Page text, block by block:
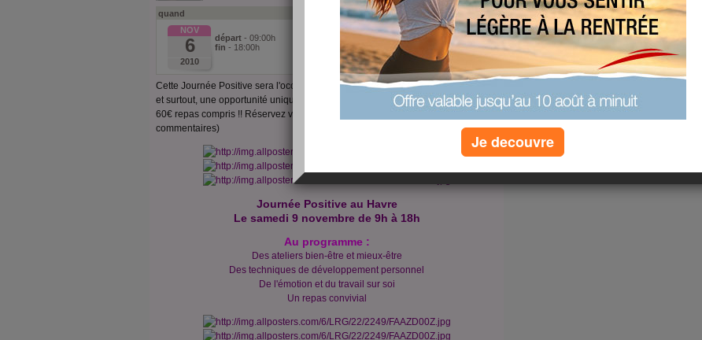
quand
NOV
6
2010
départ - 09:00h
fin - 18:00h
Haute-Normandie, Le Havre
Lieu exact précisé prochainement.
Cette Journée Positive sera l'occasion pour vous de faire de belles rencontres
et surtout, une opportunité unique de mieux vous connaître vous-même ! Tarif :
60€ repas compris !! Réservez vite votre place ! (voir les détails dans les
commentaires)
Journée Positive au Havre
Le samedi 9 novembre de 9h à 18h
Au programme :
Des ateliers bien-être et mieux-être
Des techniques de développement personnel
De l'émotion et du travail sur soi
Un repas convivial
Je decouvre